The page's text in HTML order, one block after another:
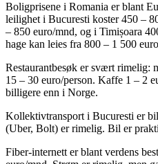
Boligprisene i Romania er blant
leilighet i Bucuresti koster 450 –
– 850 euro/mnd, og i Timișoara
hage kan leies fra 800 – 1 500
Restaurantbesøk er svært rimelig:
15 – 30 euro/person. Kaffe 1 – 2
billigere enn i Norge.
Kollektivtransport i Bucuresti er
(Uber, Bolt) er rimelig. Bil er
Fiber-internett er blant verdens